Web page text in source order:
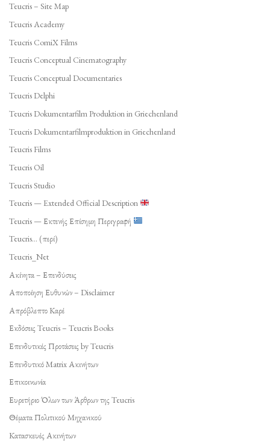
Teucris – Site Map
Teucris Academy
Teucris ComiX Films
Teucris Conceptual Cinematography
Teucris Conceptual Documentaries
Teucris Delphi
Teucris Dokumentarfilm Produktion in Griechenland
Teucris Dokumentarfilmproduktion in Griechenland
Teucris Films
Teucris Oil
Teucris Studio
Teucris — Extended Official Description
Teucris — Εκτενής Επίσημη Περιγραφή
Teucris… (περί)
Teucris_Net
Ακίνητα – Επενδύσεις
Αποποίηση Ευθυνών – Disclaimer
Απρόβλεπτο Καρέ
Εκδόσεις Teucris – Teucris Books
Επενδυτικές Προτάσεις by Teucris
Επενδυτικό Matrix Ακινήτων
Επικοινωνία
Ευρετήριο Όλων των Άρθρων της Teucris
Θέματα Πολιτικού Μηχανικού
Κατασκευές Ακινήτων